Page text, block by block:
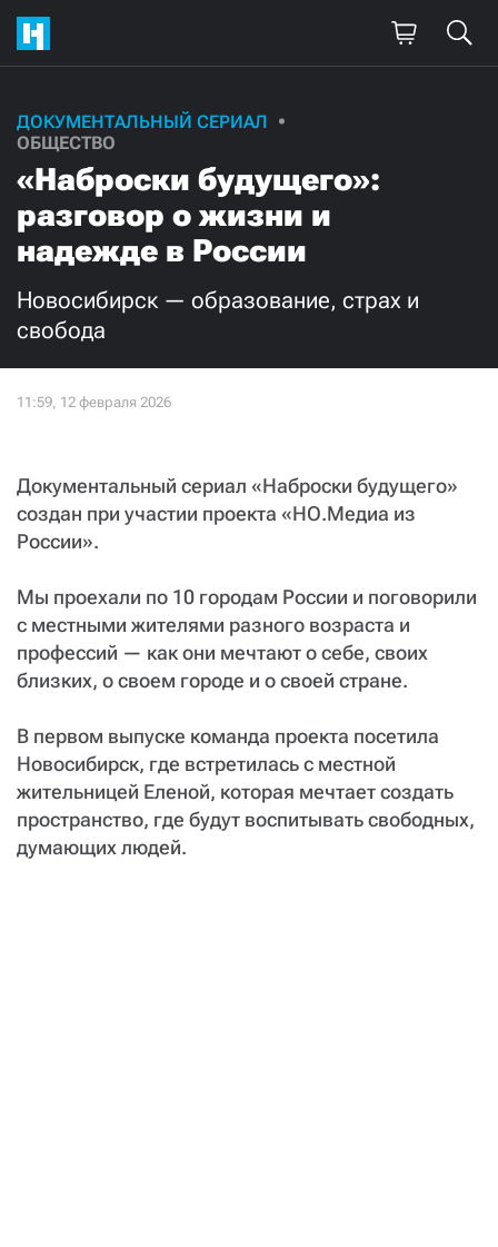
ДОКУМЕНТАЛЬНЫЙ СЕРИАЛ
ОБЩЕСТВО
«Наброски будущего»:
разговор о жизни и
надежде в России
Новосибирск — образование, страх и
свобода
Документальный сериал «Наброски будущего»
создан при участии проекта «НО.Медиа из
России».
Мы проехали по 10 городам России и поговорили
с местными жителями разного возраста и
профессий — как они мечтают о себе, своих
близких, о своем городе и о своей стране.
В первом выпуске команда проекта посетила
Новосибирск, где встретилась с местной
жительницей Еленой, которая мечтает создать
пространство, где будут воспитывать свободных,
думающих людей.